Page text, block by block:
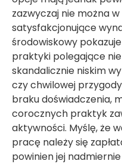
zazwyczaj nie można
satysfakcjonujące
środowiskowy
praktyki polegające
skandalicznie niskim
czy chwilowej
braku doświadczenia,
corocznych praktyk
aktywności. Myślę, że
pracę należy się
powinien jej